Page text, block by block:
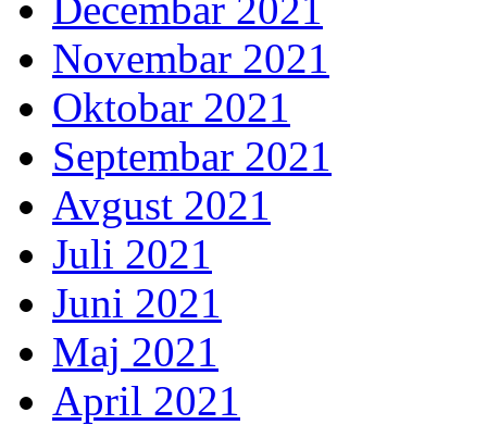
Novembar 2021
Oktobar 2021
Septembar 2021
Avgust 2021
Juli 2021
Juni 2021
Maj 2021
April 2021